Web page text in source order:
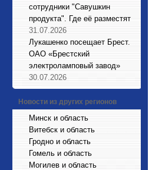
сотрудники "Савушкин
продукта". Где её разместят
31.07.2026
Лукашенко посещает Брест.
ОАО «Брестский
электроламповый завод»
30.07.2026
Новости из других регионов
Минск и область
Витебск и область
Гродно и область
Гомель и область
Могилев и область